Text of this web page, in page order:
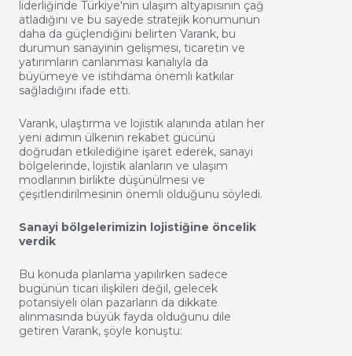
liderliğinde Türkiye'nin ulaşım altyapısının çağ
atladığını ve bu sayede stratejik konumunun
daha da güçlendiğini belirten Varank, bu
durumun sanayinin gelişmesi, ticaretin ve
yatırımların canlanması kanalıyla da
büyümeye ve istihdama önemli katkılar
sağladığını ifade etti.
Varank, ulaştırma ve lojistik alanında atılan her
yeni adımın ülkenin rekabet gücünü
doğrudan etkilediğine işaret ederek, sanayi
bölgelerinde, lojistik alanların ve ulaşım
modlarının birlikte düşünülmesi ve
çeşitlendirilmesinin önemli olduğunu söyledi.
Sanayi bölgelerimizin lojistiğine öncelik
verdik
Bu konuda planlama yapılırken sadece
bugünün ticari ilişkileri değil, gelecek
potansiyeli olan pazarların da dikkate
alınmasında büyük fayda olduğunu dile
getiren Varank, şöyle konuştu: